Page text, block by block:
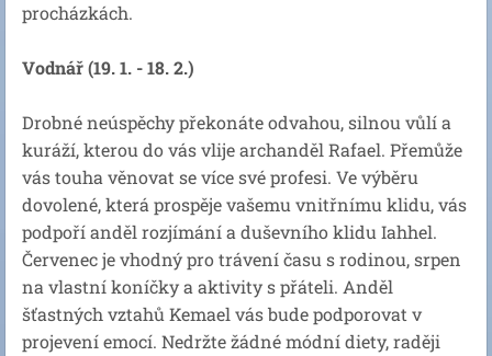
procházkách.
Vodnář (19. 1. - 18. 2.)
Drobné neúspěchy překonáte odvahou, silnou vůlí a
kuráží, kterou do vás vlije archanděl Rafael. Přemůže
vás touha věnovat se více své profesi. Ve výběru
dovolené, která prospěje vašemu vnitřnímu klidu, vás
podpoří anděl rozjímání a duševního klidu Iahhel.
Červenec je vhodný pro trávení času s rodinou, srpen
na vlastní koníčky a aktivity s přáteli. Anděl
šťastných vztahů Kemael vás bude podporovat v
projevení emocí. Nedržte žádné módní diety, raději